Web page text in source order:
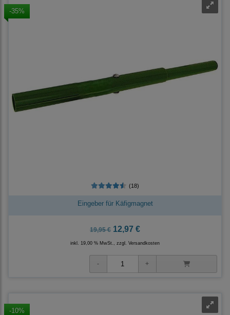
-35%
(18)
Eingeber für Käfigmagnet
19,95 € 12,97 €
inkl. 19,00 % MwSt., zzgl. Versandkosten
-10%